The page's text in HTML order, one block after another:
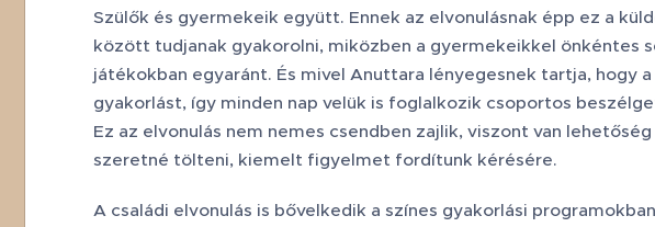
Szülők és gyermekeik együtt. Ennek az elvonulásnak épp ez a
között tudjanak gyakorolni, miközben a gyermekeikkel önkéntes
játékokban egyaránt. És mivel Anuttara lényegesnek tartja, hogy
gyakorlást, így minden nap velük is foglalkozik csoportos
Ez az elvonulás nem nemes csendben zajlik, viszont van
szeretné tölteni, kiemelt figyelmet fordítunk kérésére.
A családi elvonulás is bővelkedik a színes gyakorlási